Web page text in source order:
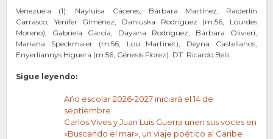
Venezuela (1): Nayluisa Cáceres; Bárbara Martínez, Raiderlin
Carrasco, Yénifer Giménez; Daniuska Rodríguez (m.56, Lourdes
Moreno), Gabriela García, Dayana Rodríguez, Bárbara Olivieri,
Mariana Speckmaier (m.56, Lou Martinet); Deyna Castellanos,
Enyerliannys Higuera (m.56, Génesis Florez). DT: Ricardo Belli.
Sigue leyendo:
Año escolar 2026-2027 iniciará el 14 de
septiembre
Carlos Vives y Juan Luis Guerra unen sus voces en
«Buscando el mar», un viaje poético al Caribe